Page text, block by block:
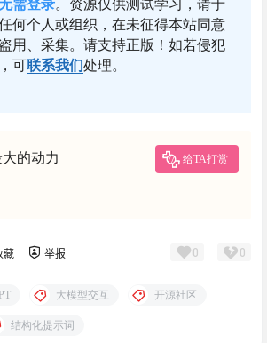
需登录。资源仅供测试学习，请于
何个人或组织，在未征得本站同意
用、采集。请支持正版！如若侵犯
可联系我们处理。
的动力 给TA打赏
藏 举报 0 0
大模型交互 开源社区
结构化提示词